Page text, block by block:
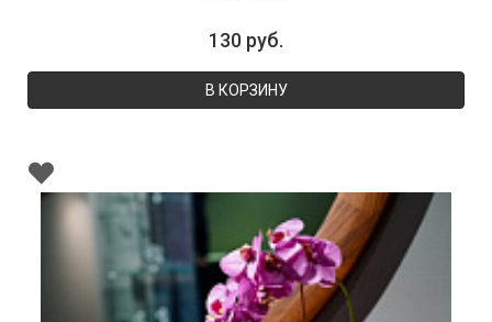
130 руб.
В КОРЗИНУ